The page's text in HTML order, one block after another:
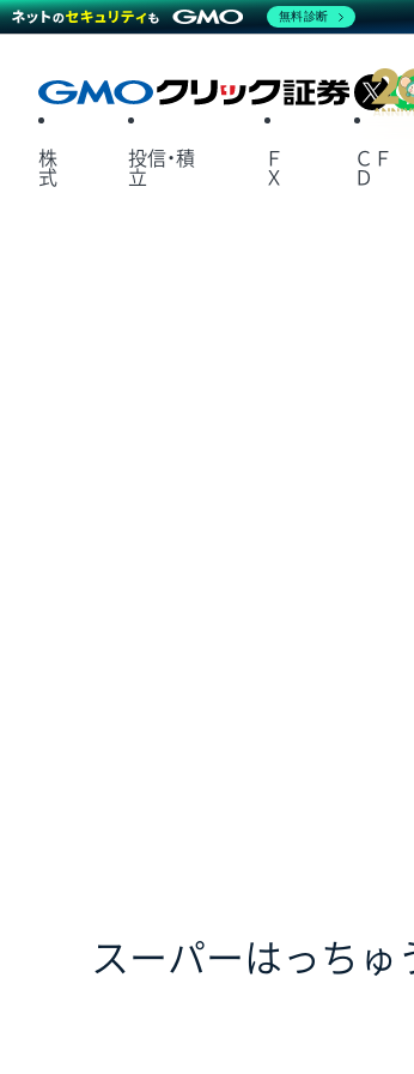
株
式
投信・積
立
Ｆ
Ｘ
ＣＦ
Ｄ
スーパーはっち
無料診断